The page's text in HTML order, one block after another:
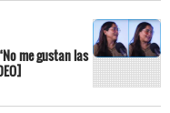
me gustan las